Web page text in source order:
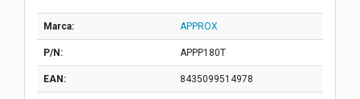
Marca: APPROX
P/N: APPP180T
EAN: 8435099514978